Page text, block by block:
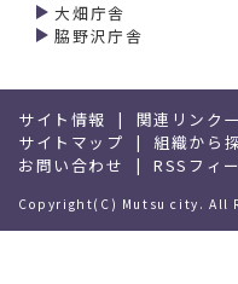
大畑庁舎
脇野沢庁舎
サイト情報
関連リンク
サイトマップ
組織から
お問い合わせ
RSSフィ
Copyright(C) Mutsu city. All